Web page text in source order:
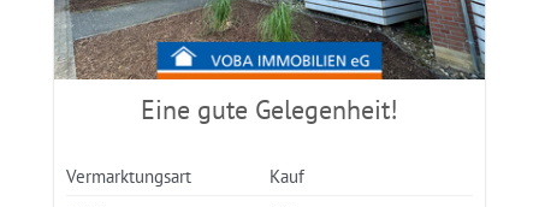
Eine gute Gelegenheit!
Vermarktungsart
Kauf